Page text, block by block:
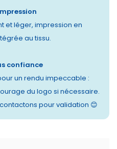
et léger, impression en
au tissu.
confiance
un rendu impeccable :
du logo si nécessaire.
pour validation 😊